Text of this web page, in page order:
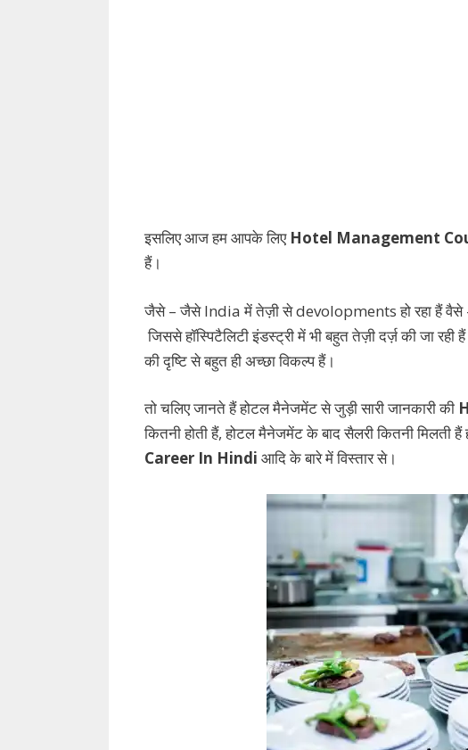
इसलिए आज हम आपके लिए Hotel Management
हैं।
जैसे – जैसे India में तेज़ी से devolopments हो रहा हैं वैसे
जिससे हॉस्पिटैलिटी इंडस्ट्री में भी बहुत तेज़ी दर्ज़ की जा रही
की दृष्टि से बहुत ही अच्छा विकल्प हैं।
तो चलिए जानते हैं होटल मैनेजमेंट से जुड़ी सारी जानकारी की
कितनी होती हैं, होटल मैनेजमेंट के बाद सैलरी कितनी मिलती
Career In Hindi आदि के बारे में विस्तार से।